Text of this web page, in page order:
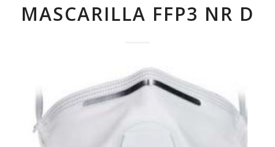
MASCARILLA FFP3 NR D